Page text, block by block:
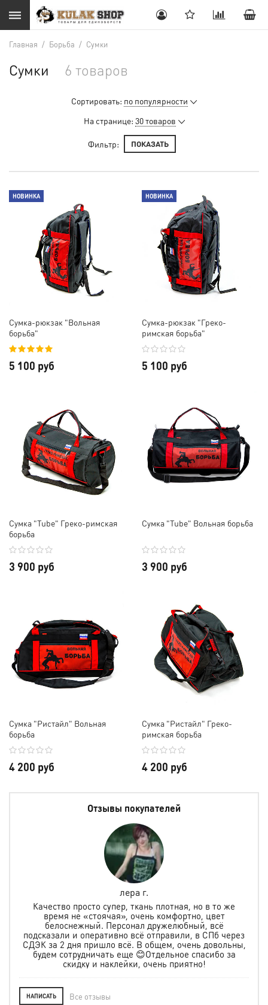
Главная / Борьба / Сумки
Сумки 6 товаров
Сортировать: по популярности
На странице: 30 товаров
Фильтр: ПОКАЗАТЬ
НОВИНКА
Сумка-рюкзак "Вольная
борьба"
5 100 руб
НОВИНКА
Сумка-рюкзак "Греко-
римская борьба"
5 100 руб
Сумка "Tube" Греко-римская
борьба
3 900 руб
Сумка "Tube" Вольная борьба
3 900 руб
Сумка "Ристайл" Вольная
борьба
4 200 руб
Сумка "Ристайл" Греко-
римская борьба
4 200 руб
Отзывы покупателей
лера г.
Качество просто супер, ткань плотная, но в то же
время не «стоячая», очень комфортно, цвет
белоснежный. Персонал дружелюбный, всё
подсказали и оперативно всё отправили, в СПб через
СДЭК за 2 дня пришло всё. В общем, очень довольны,
будем сотрудничать еще 😊Отдельное спасибо за
скидку и наклейки, очень приятно!
НАПИСАТЬ Все отзывы